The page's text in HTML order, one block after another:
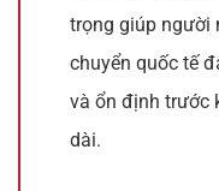
trọng giúp người
chuyển quốc tế
và ổn định trước
dài.